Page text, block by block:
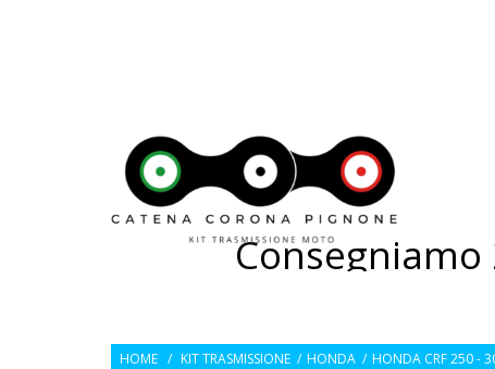
Consegniamo
HOME / KIT TRASMISSIONE / HONDA / HONDA CRF 250 -